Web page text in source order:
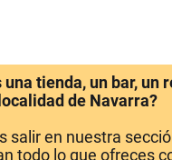
una tienda, un bar,
de Navarra?
salir en nuestra
todo lo que ofreces